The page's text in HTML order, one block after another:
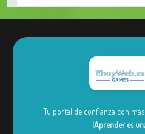
Tu portal de confianza con
¡Aprender es